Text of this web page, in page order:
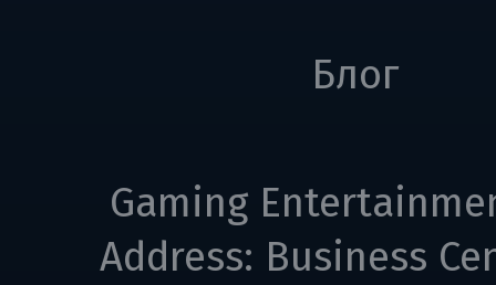
Блог
Gaming
Address: Business